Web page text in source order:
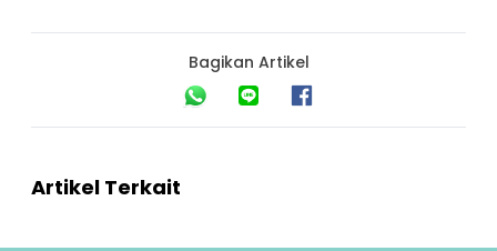
Bagikan Artikel
Artikel Terkait